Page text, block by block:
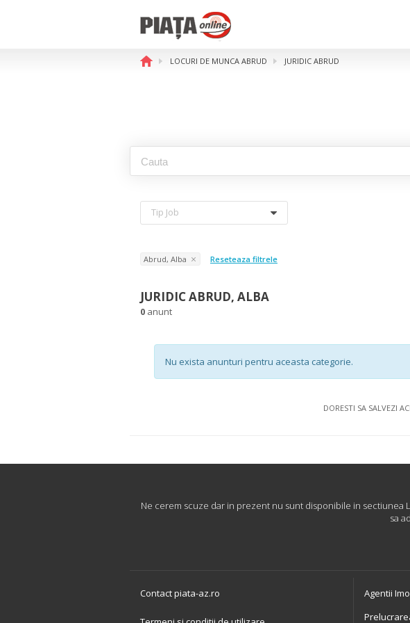
LOCURI DE MUNCA ABRUD JURIDIC ABRUD
Tip Job
Abrud, Alba Reseteaza filtrele
JURIDIC ABRUD, ALBA
0 anunt
Nu exista anunturi pentru aceasta categorie.
DORESTI SA SALVEZI
Ne cerem scuze dar in prezent nu sunt disponibile in sectiunea
sa
Contact piata-az.ro
Agentii